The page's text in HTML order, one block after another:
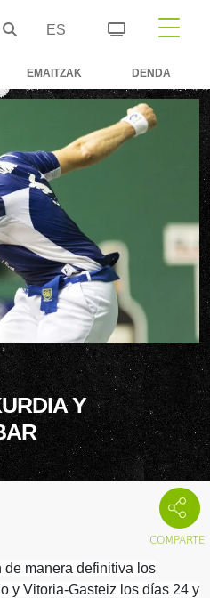
ES
EMAITZAK DENDA
Y
de manera definitiva los
y Vitoria-Gasteiz los días 24 y